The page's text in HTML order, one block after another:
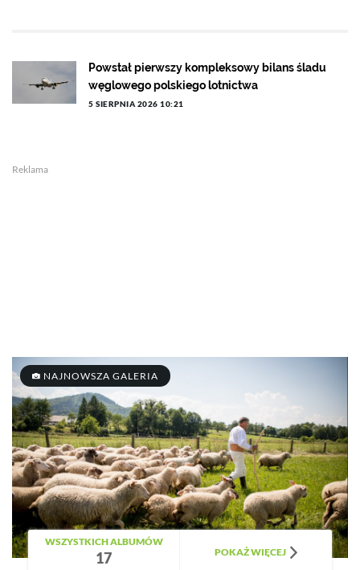
Powstał pierwszy kompleksowy bilans śladu
węglowego polskiego lotnictwa
5 SIERPNIA 2026 10:21
Reklama
NAJNOWSZA GALERIA
WSZYSTKICH ALBUMÓW
17 POKAŻ WIĘCEJ